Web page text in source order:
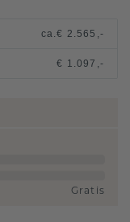
ca.€ 2.565,-
€ 1.097,-
Gratis